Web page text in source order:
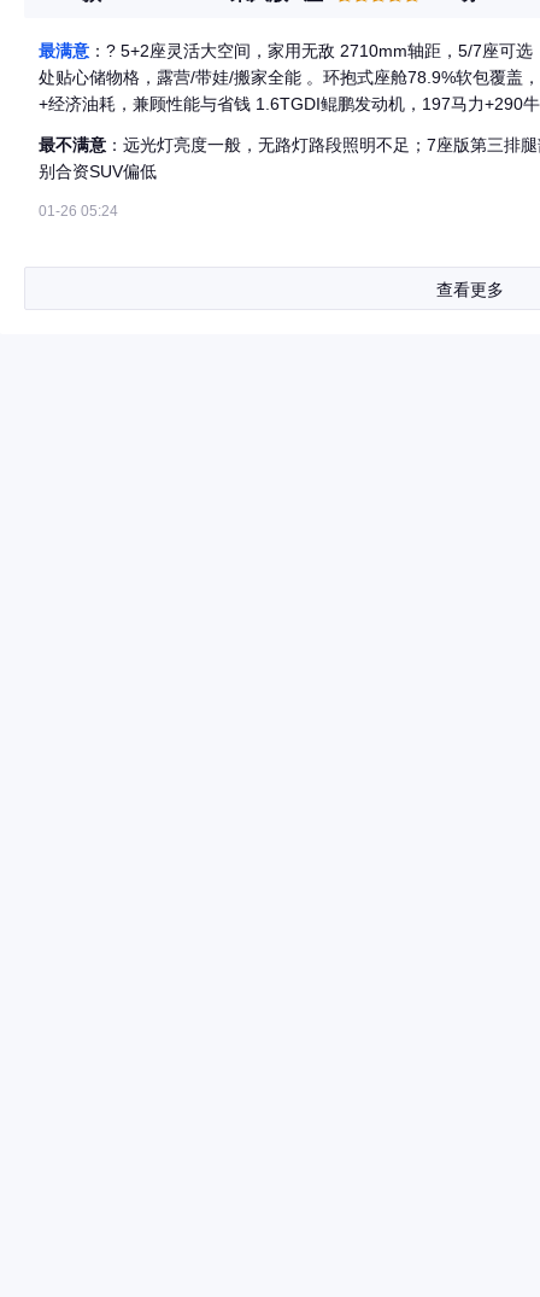
最满意 ：? 5+2座灵活大空间，家用无敌 2710mm轴距，5/7座可
处贴心储物格，露营/带娃/搬家全能 。环抱式座舱78.9%软包覆盖，触感
+经济油耗，兼顾性能与省钱 1.6TGDI鲲鹏发动机，197马力+290牛?米，7DCT换挡平顺，超车有力；加92号油，百
航、车道保持）、540°透明底盘、索尼8扬声器、15.6英寸2.5K大屏、
质保，家用无顾虑 84%铝合金防撞梁+1500MPa超高强度钢车身，540°全景影像，首任车主享整车终身质保，用车
更安心 。 ? 底盘舒适+操控顺手 底盘调校偏舒适，过滤颠簸干脆，高速过弯侧倾小；电子怀挡操作便捷，转向精准
最不满意 ：远光灯亮度一般，无路灯路段照明不足；7座版第三排
别合资SUV偏低
01-26 05:24
查看更多